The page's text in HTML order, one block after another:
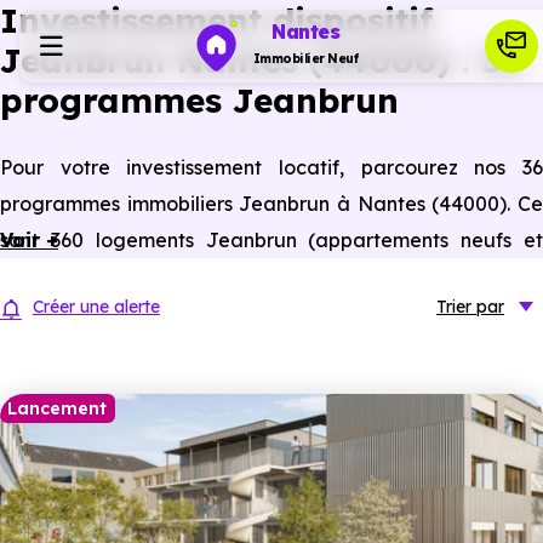
Nantes
Immobilier Neuf
Investir
Ressources
Financer
Investissement dispositif
Jeanbrun Nantes (44000) : 36
programmes Jeanbrun
Pour votre investissement locatif, parcourez nos 36
programmes immobiliers Jeanbrun à Nantes (44000). Ce
sont 360 logements Jeanbrun (appartements neufs et
bailleur privé.
Voir +
Créer une alerte Trier par
Lancement